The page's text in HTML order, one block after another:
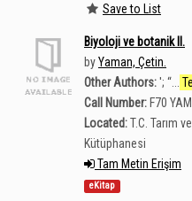
Save to List
Biyoloji ve botanik II.
byYaman, Çetin.
Other Authors:'; “
Call Number: F70 YAM
Located:T.C. Tarım
Kütüphanesi
Tam Metin Erişim
eKitap